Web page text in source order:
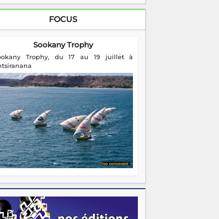
FOCUS
Sookany Trophy
Trophy, du 17 au 19 juillet à